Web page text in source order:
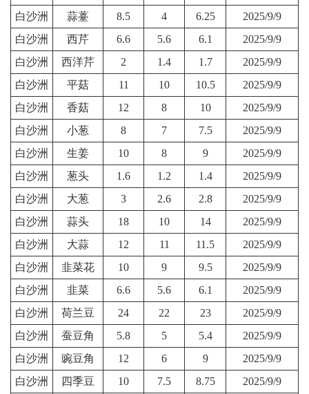
白沙洲
蒜薹 8.5 4 6.25
2025/9/9
白沙洲
西芹 6.6 5.6 6.1
2025/9/9
白沙洲
西洋芹 2 1.4 1.7
2025/9/9
白沙洲
平菇 11 10 10.5
2025/9/9
白沙洲
香菇 12 8 10
2025/9/9
白沙洲
小葱 8 7 7.5
2025/9/9
白沙洲
生姜 10 8 9
2025/9/9
白沙洲
葱头 1.6 1.2 1.4
2025/9/9
白沙洲
大葱 3 2.6 2.8
2025/9/9
白沙洲
蒜头 18 10 14
2025/9/9
白沙洲
大蒜 12 11 11.5
2025/9/9
白沙洲
韭菜花 10 9 9.5
2025/9/9
白沙洲
韭菜 6.6 5.6 6.1
2025/9/9
白沙洲
荷兰豆 24 22 23
2025/9/9
白沙洲
蚕豆角 5.8 5 5.4
2025/9/9
白沙洲
豌豆角 12 6 9
2025/9/9
白沙洲
四季豆 10 7.5 8.75
2025/9/9